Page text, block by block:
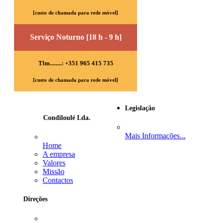
[custo de chamada para rede móvel]
Serviço Noturno [18 h - 9 h]
Tlm........: +351 965 415 735
[custo de chamada para rede móvel]
Condiloulé Lda.
Home
A empresa
Valores
Missão
Contactos
Direções
Legislação
Mais Informações...